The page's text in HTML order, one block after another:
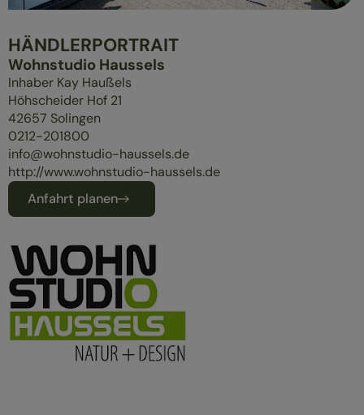
ÜBERBLICK
MASSIVHOLZMÖBEL
POLSTERMÖBEL
GESUND SCHLAFEN
HÄNDLERPORTRAIT
Wohnstudio Haussels
Inhaber Kay Haußels
Höhscheider Hof 21
42657 Solingen
0212-201800
info@wohnstudio-haussels.de
http://www.wohnstudio-haussels.de
Anfahrt planen